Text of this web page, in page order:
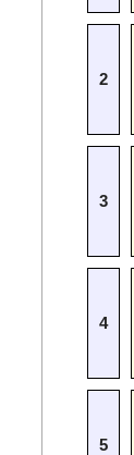
2
3
4
5